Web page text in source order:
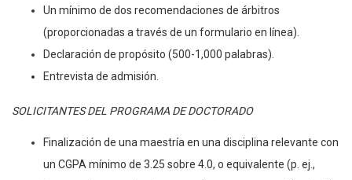
Un mínimo de dos recomendaciones de árbitros
(proporcionadas a través de un formulario en línea).
Declaración de propósito (500-1,000 palabras).
Entrevista de admisión.
SOLICITANTES DEL PROGRAMA DE DOCTORADO
Finalización de una maestría en una disciplina relevante con
un CGPA mínimo de 3.25 sobre 4.0, o equivalente (p. ej.,